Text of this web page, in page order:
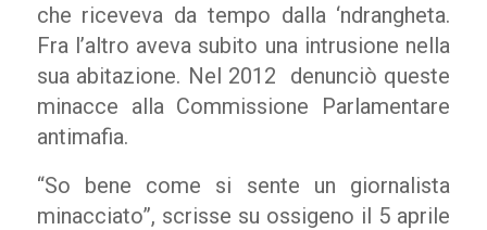
che riceveva da tempo dalla ‘ndrangheta.
Fra l’altro aveva subito una intrusione nella
sua abitazione. Nel 2012
denunciò queste
minacce alla Commissione Parlamentare
antimafia.
“So bene come si sente un giornalista
minacciato”, scrisse su ossigeno il 5 aprile